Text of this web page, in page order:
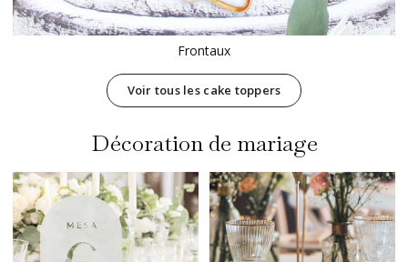
Frontaux
Voir tous les cake toppers
Décoration de mariage